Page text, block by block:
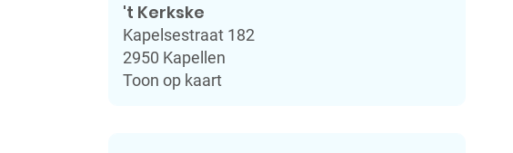
't Kerkske
Kapelsestraat 182
2950 Kapellen
Toon op kaart